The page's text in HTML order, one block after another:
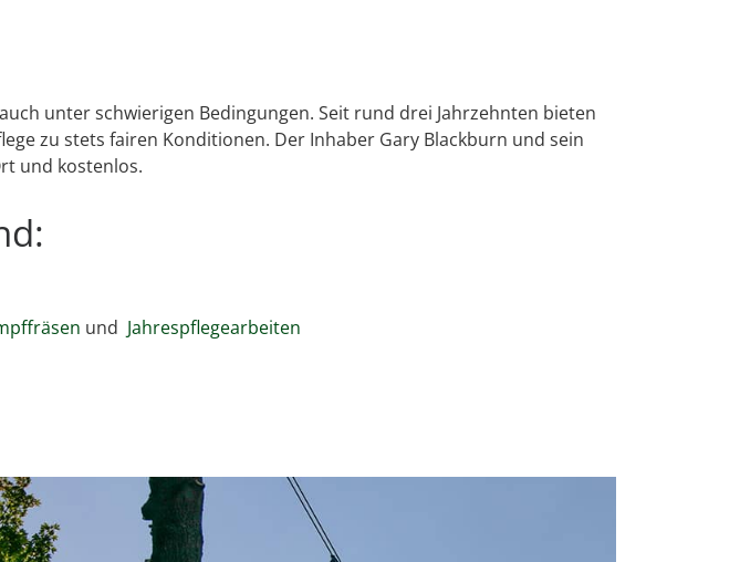
unter schwierigen Bedingungen. Seit rund drei Jahrzehnten bieten
zu stets fairen Konditionen. Der Inhaber Gary Blackburn und sein
und kostenlos.
und Jahrespflegearbeiten